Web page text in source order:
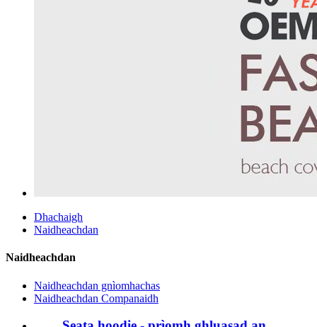
Dhachaigh
Naidheachdan
Naidheachdan
Naidheachdan gnìomhachas
Naidheachdan Companaidh